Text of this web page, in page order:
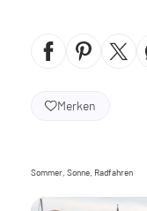
Merken
Sommer, Sonne, Radfahren